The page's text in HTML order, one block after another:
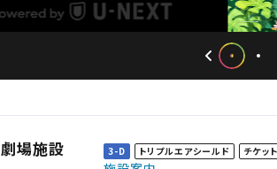
劇場施設 3-D トリプルエアシールド チケッ